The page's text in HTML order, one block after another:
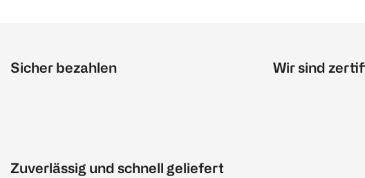
Sicher bezahlen
Zuverlässig und schnell geliefert
Wir sind